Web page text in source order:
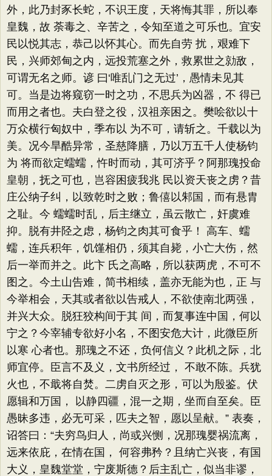
外，此乃封豕长蛇，不识王度，天将悔其罪，所以奉
皇魏，故 荼毒之、辛苦之，令知至道之可乐也。宜安
民以悦其志，恭己以怀其心。而先自劳 扰，艰难下
民，兴师郊甸之内，远投荒塞之外，救累世之勍敌，
可谓无名之师。谚 曰‘唯乱门之无过’，愚情未见其
可。当是边将窥窃一时之功，不思兵为凶器，不 得已
而用之者也。夫白登之役，汉祖亲困之。樊哙欲以十
万众横行匈奴中，季布以 为不可，请斩之。千载以为
美。况今旱酷异常，圣慈降膳，乃以万五千人使杨钧
为 将而欲定蠕蠕，忤时而动，其可济乎？阿那瑰投命
皇朝，抚之可也，岂容困疲我兆 民以资天丧之虏？昔
庄公纳子纠，以致乾时之败；鲁僖以邾国，而有悬胄
之耻。今 蠕蠕时乱，后主继立，虽云散亡，奸虞难
抑。脱有井陉之虑，杨钧之肉其可食乎！ 高车、蠕
蠕，连兵积年，饥馑相仍，须其自毙，小亡大伤，然
后一举而并之。此卞 氏之高略，所以获两虎，不可不
图之。今土山告难，简书相续，盖亦无能为也，正 与
今举相会，天其或者欲以告戒人，不欲使南北两强，
并兴大众。脱狂狡构间于其 间，而复事连中国，何以
宁之？今宰辅专欲好小名，不图安危大计，此微臣所
以寒 心者也。那瑰之不还，负何信义？此机之际，北
师宜停。臣言不及义，文书所经过， 不敢不陈。兵犹
火也，不戢将自焚。二虏自灭之形，可以为殷鉴。伏
愿辑和万国， 以静四疆，混一之期，坐而自至矣。臣
愚昧多违，必无可采，匹夫之智，愿以呈献。” 表奏，
诏答曰：“夫穷鸟归人，尚或兴恻，况那瑰婴祸流离，
远来依庇，在情在国， 何容弗矜？且纳亡兴丧，有国
大义，皇魏堂堂，宁废斯德？后主乱亡，似当非谬，